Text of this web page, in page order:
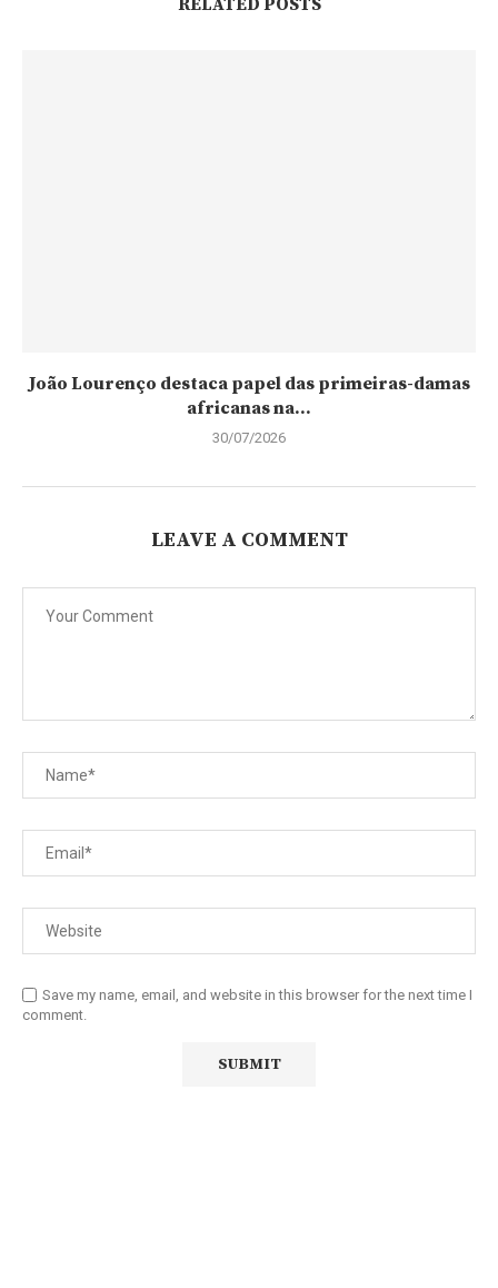
RELATED POSTS
João Lourenço destaca papel das primeiras-damas
africanas na...
30/07/2026
LEAVE A COMMENT
Save my name, email, and website in this browser for the next time I
comment.